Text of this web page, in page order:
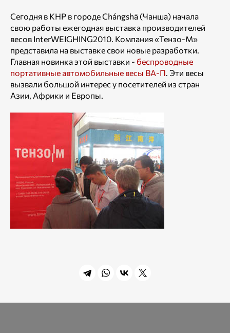
Сегодня в КНР в городе Chángshā (Чанша) начала
свою работы ежегодная выставка производителей
весов InterWEIGHING2010. Компания «Тензо-М»
представила на выставке свои новые разработки.
Главная новинка этой выставки - беспроводные
портативные автомобильные весы ВА-П. Эти весы
вызвали большой интерес у посетителей из стран
Азии, Африки и Европы.